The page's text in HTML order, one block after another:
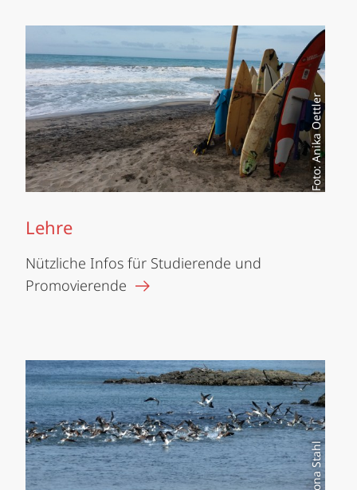
Foto: Anika Oettler
Lehre
Nützliche Infos für Studierende und
Promovierende